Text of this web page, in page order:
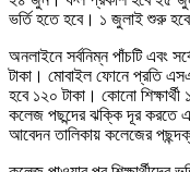
ভর্তি হতে হবে। ১ জুলাই শুরু
অনলাইনে সর্বনিম্ন পাঁচটি এবং
টাকা। মোবাইল ফোনে প্রতি
হবে ১২০ টাকা। কোনো শিক্ষার্থী
কলেজ পছন্দের ঝক্কি দূর করতে
আবেদন তালিকায় কলেজের